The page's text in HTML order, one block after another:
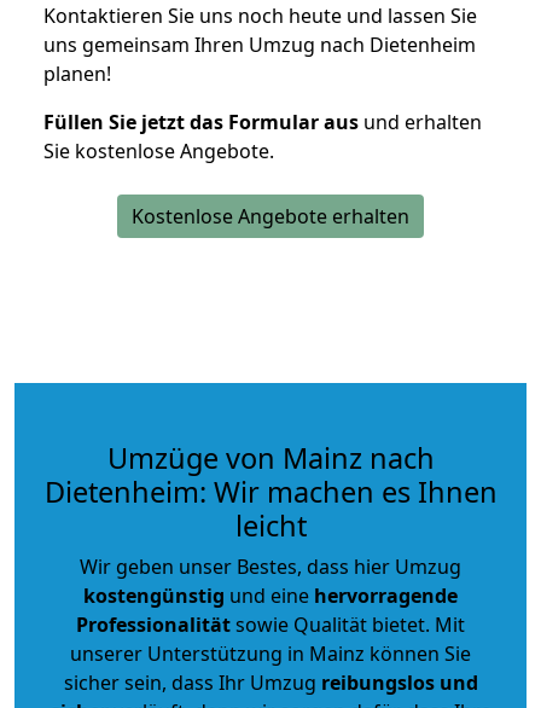
Kontaktieren Sie uns noch heute und lassen Sie
uns gemeinsam Ihren Umzug nach Dietenheim
planen!
Füllen Sie jetzt das Formular aus und erhalten
Sie kostenlose Angebote.
Kostenlose Angebote erhalten
Umzüge von Mainz nach
Dietenheim: Wir machen es Ihnen
leicht
Wir geben unser Bestes, dass hier Umzug
kostengünstig und eine hervorragende
Professionalitätsowie Qualität bietet. Mit
unserer Unterstützung in Mainz können Sie
sicher sein, dass Ihr Umzug reibungslos und